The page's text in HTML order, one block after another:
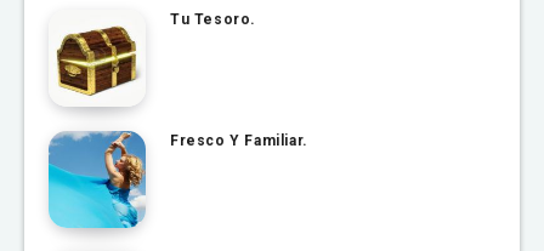
Tu Tesoro.
Fresco Y Familiar.